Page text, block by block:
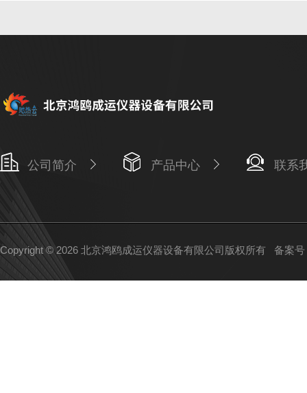
公司简介 产品中心 联系
Copyright © 2026 北京鸿鸥成运仪器设备有限公司版权所有 备案号